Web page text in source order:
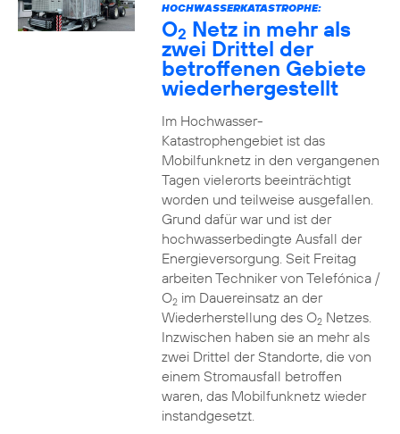
HOCHWASSERKATASTROPHE:
O2 Netz in mehr als
zwei Drittel der
betroffenen Gebiete
wiederhergestellt
Im Hochwasser-
Katastrophengebiet ist das
Mobilfunknetz in den vergangenen
Tagen vielerorts beeinträchtigt
worden und teilweise ausgefallen.
Grund dafür war und ist der
hochwasserbedingte Ausfall der
Energieversorgung. Seit Freitag
arbeiten Techniker von Telefónica /
O2im Dauereinsatz an der
Wiederherstellung des O2Netzes.
Inzwischen haben sie an mehr als
zwei Drittel der Standorte, die von
einem Stromausfall betroffen
waren, das Mobilfunknetz wieder
instandgesetzt.